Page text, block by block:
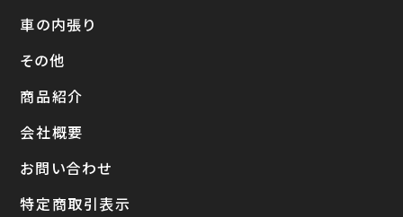
車の内張り
その他
商品紹介
会社概要
お問い合わせ
特定商取引表示